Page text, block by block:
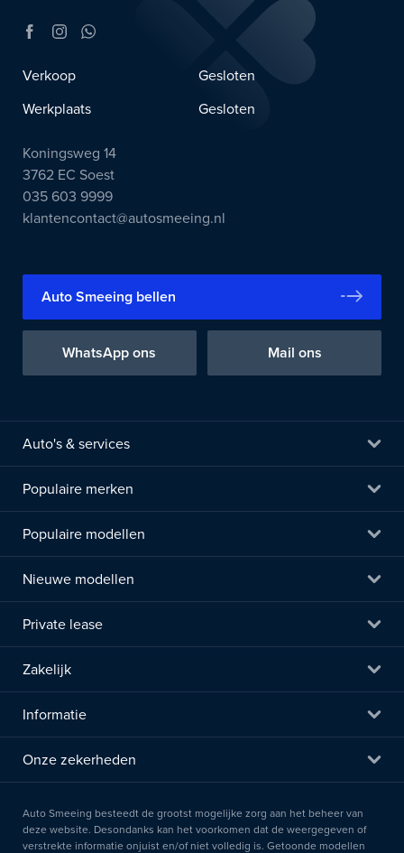
Verkoop
Gesloten
Werkplaats
Gesloten
Koningsweg 14
3762 EC Soest
035 603 9999
klantencontact@autosmeeing.nl
Auto Smeeing bellen
WhatsApp ons Mail ons
Auto's & services
Populaire merken
Populaire modellen
Nieuwe modellen
Private lease
Zakelijk
Informatie
Onze zekerheden
Auto Smeeing besteedt de grootst mogelijke zorg aan het beheer van
deze website. Desondanks kan het voorkomen dat de weergegeven of
verstrekte informatie onjuist en/of niet volledig is. Getoonde modellen